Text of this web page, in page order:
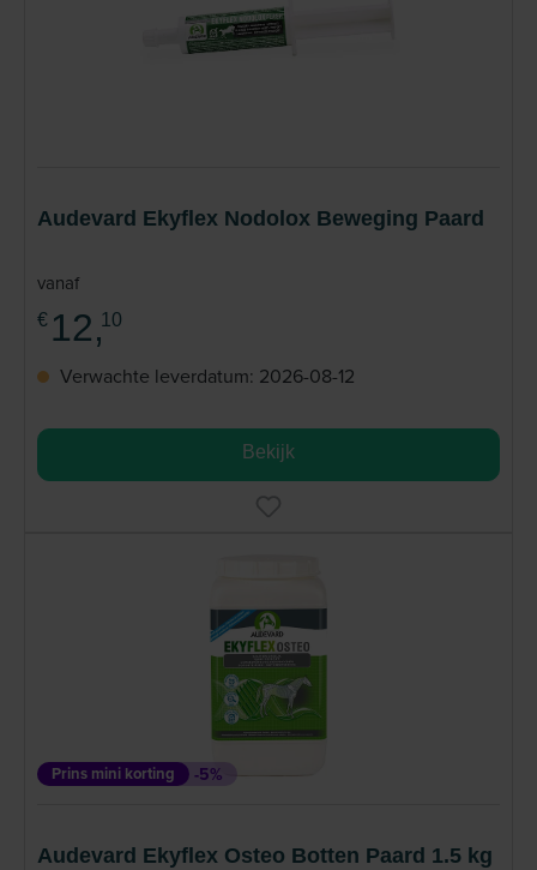
Audevard Ekyflex Nodolox Beweging Paard
vanaf
€ 12,10
Verwachte leverdatum: 2026-08-12
Bekijk
Prins mini korting -5%
Audevard Ekyflex Osteo Botten Paard 1.5 kg